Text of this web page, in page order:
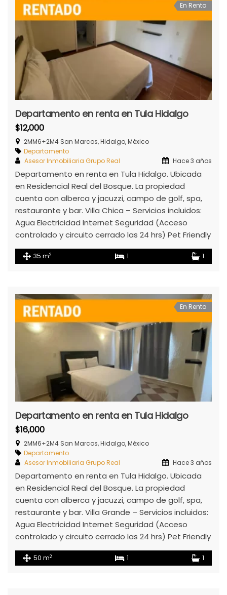
En Renta
Departamento en renta en Tula Hidalgo
$12,000
2MM6+2M4 San Marcos, Hidalgo, México
Departamento
Asesor Inmobiliaria Grupo Real
Hace 3 años
Departamento en renta en Tula Hidalgo. Ubicada
en Residencial Real del Bosque. La propiedad
cuenta con alberca y jacuzzi, campo de golf, spa,
restaurante y bar. Villa Chica – Servicios incluidos:
Agua Electricidad Internet Seguridad (Acceso
controlado y circuito cerrado las 24 hrs) Pet Friendly
35 m2 1 1
En Renta
Departamento en renta en Tula Hidalgo
$16,000
2MM6+2M4 San Marcos, Hidalgo, México
Departamento
Asesor Inmobiliaria Grupo Real
Hace 3 años
Departamento en renta en Tula Hidalgo. Ubicada
en Residencial Real del Bosque. La propiedad
cuenta con alberca y jacuzzi, campo de golf, spa,
restaurante y bar. Villa Grande – Servicios incluidos:
Agua Electricidad Internet Seguridad (Acceso
controlado y circuito cerrado las 24 hrs) Pet Friendly
50 m2 1 1